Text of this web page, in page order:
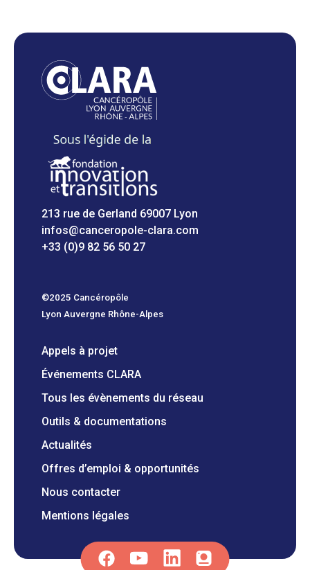
213 rue de Gerland 69007 Lyon
infos@canceropole-clara.com
+33 (0)9 82 56 50 27
©2025 Cancéropôle
Lyon Auvergne Rhône-Alpes
Appels à projet
Événements CLARA
Tous les évènements du réseau
Outils & documentations
Actualités
Offres d’emploi & opportunités
Nous contacter
Mentions légales